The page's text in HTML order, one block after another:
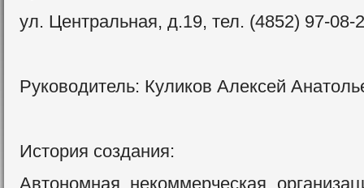
ул. Центральная, д.19, тел. (4852) 97-08-
Руководитель: Куликов Алексей
История создания:
Автономная некоммерческая